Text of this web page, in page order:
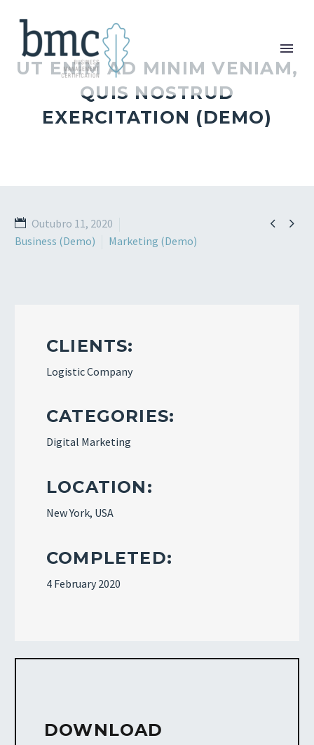
UT ENIM AD MINIM VENIAM,
QUIS NOSTRUD
EXERCITATION (DEMO)
 
Outubro 11, 2020
Business (Demo)
Marketing (Demo)
CLIENTS:
Logistic Company
CATEGORIES:
Digital Marketing
LOCATION:
New York, USA
COMPLETED:
4 February 2020
DOWNLOAD